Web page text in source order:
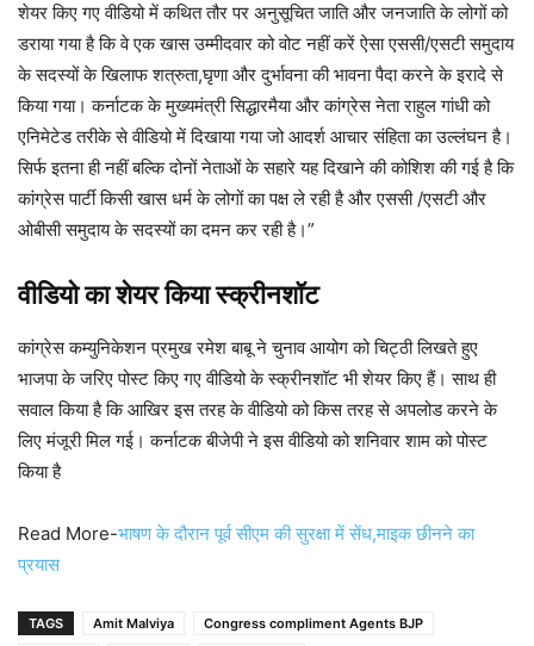
शेयर किए गए वीडियो में कथित तौर पर अनुसूचित जाति और जनजाति के लोगों को
डराया गया है कि वे एक खास उम्मीदवार को वोट नहीं करें ऐसा एससी/एसटी समुदाय
के सदस्यों के खिलाफ शत्रुता,घृणा और दुर्भावना की भावना पैदा करने के इरादे से
किया गया। कर्नाटक के मुख्यमंत्री सिद्धारमैया और कांग्रेस नेता राहुल गांधी को
एनिमेटेड तरीके से वीडियो में दिखाया गया जो आदर्श आचार संहिता का उल्लंघन है।
सिर्फ इतना ही नहीं बल्कि दोनों नेताओं के सहारे यह दिखाने की कोशिश की गई है कि
कांग्रेस पार्टी किसी खास धर्म के लोगों का पक्ष ले रही है और एससी /एसटी और
ओबीसी समुदाय के सदस्यों का दमन कर रही है।”
वीडियो का शेयर किया स्क्रीनशॉट
कांग्रेस कम्युनिकेशन प्रमुख रमेश बाबू ने चुनाव आयोग को चिट्ठी लिखते हुए
भाजपा के जरिए पोस्ट किए गए वीडियो के स्क्रीनशॉट भी शेयर किए हैं। साथ ही
सवाल किया है कि आखिर इस तरह के वीडियो को किस तरह से अपलोड करने के
लिए मंजूरी मिल गई। कर्नाटक बीजेपी ने इस वीडियो को शनिवार शाम को पोस्ट
किया है
Read More-भाषण के दौरान पूर्व सीएम की सुरक्षा में सेंध,माइक छीनने का
प्रयास
TAGS Amit Malviya
Congress compliment Agents BJP